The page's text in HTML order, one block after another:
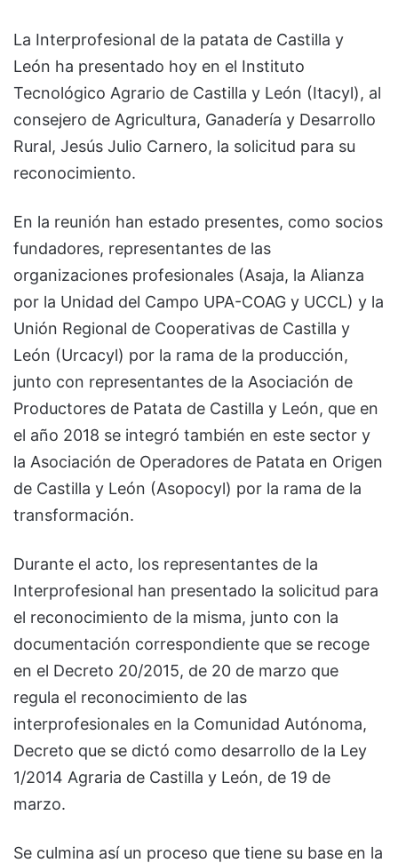
La Interprofesional de la patata de Castilla y
León ha presentado hoy en el Instituto
Tecnológico Agrario de Castilla y León (Itacyl), al
consejero de Agricultura, Ganadería y Desarrollo
Rural, Jesús Julio Carnero, la solicitud para su
reconocimiento.
En la reunión han estado presentes, como socios
fundadores, representantes de las
organizaciones profesionales (Asaja, la Alianza
por la Unidad del Campo UPA-COAG y UCCL) y la
Unión Regional de Cooperativas de Castilla y
León (Urcacyl) por la rama de la producción,
junto con representantes de la Asociación de
Productores de Patata de Castilla y León, que en
el año 2018 se integró también en este sector y
la Asociación de Operadores de Patata en Origen
de Castilla y León (Asopocyl) por la rama de la
transformación.
Durante el acto, los representantes de la
Interprofesional han presentado la solicitud para
el reconocimiento de la misma, junto con la
documentación correspondiente que se recoge
en el Decreto 20/2015, de 20 de marzo que
regula el reconocimiento de las
interprofesionales en la Comunidad Autónoma,
Decreto que se dictó como desarrollo de la Ley
1/2014 Agraria de Castilla y León, de 19 de
marzo.
Se culmina así un proceso que tiene su base en la